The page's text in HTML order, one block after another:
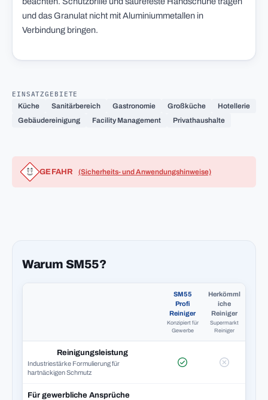
und das Granulat nicht mit Aluminiummetallen in
Verbindung bringen.
EINSATZGEBIETE
Küche
Sanitärbereich Gastronomie Großküche
Hotellerie
Gebäudereinigung
Facility Management Privathaushalte
GEFAHR (Sicherheits- und Anwendungshinweise)
Warum SM55?
SM55
Profi
Reiniger
Konzipiert für
Gewerbe
Herkömml
iche
Reiniger
Supermarkt
Reiniger
Reinigungsleistung
Industriestärke Formulierung für
hartnäckigen Schmutz
Für gewerbliche Ansprüche